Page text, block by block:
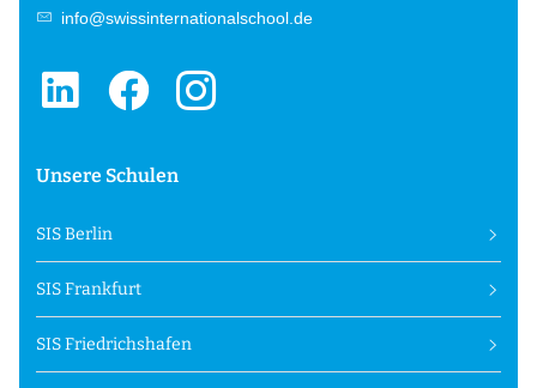
info@swissinternationalschool.de
Unsere Schulen
SIS Berlin
SIS Frankfurt
SIS Friedrichshafen